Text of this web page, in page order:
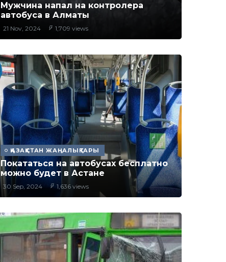
Мужчина напал на контролера
автобуса в Алматы
21 Nov, 2024 1,709 views
ҚАЗАҚСТАН ЖАҢАЛЫҚТАРЫ
Покататься на автобусах бесплатно
можно будет в Астане
30 Sep, 2024 1,636 views